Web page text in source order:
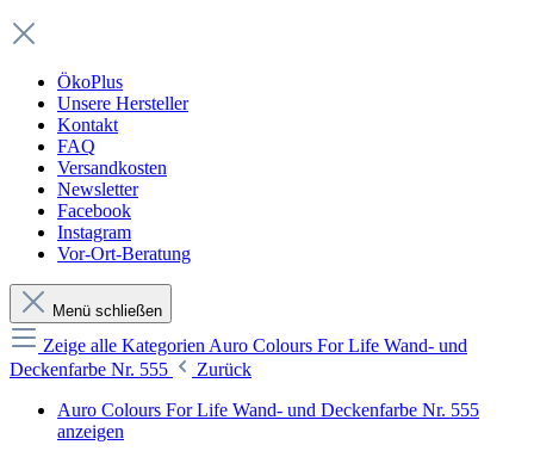
ÖkoPlus
Unsere Hersteller
Kontakt
FAQ
Versandkosten
Newsletter
Facebook
Instagram
Vor-Ort-Beratung
Menü schließen
Zeige alle Kategorien Auro Colours For Life Wand- und
Deckenfarbe Nr. 555
Zurück
Auro Colours For Life Wand- und Deckenfarbe Nr. 555
anzeigen